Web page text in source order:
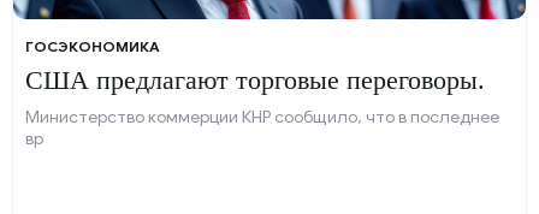
ГОСЭКОНОМИКА
США предлагают торговые переговоры.
Министерство коммерции КНР сообщило, что в последнее
вр